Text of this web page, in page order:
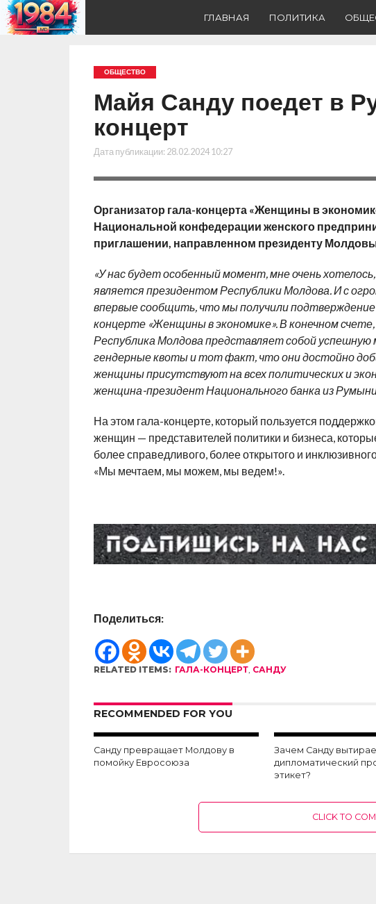
ГЛАВНАЯ ПОЛИТИКА
ОБЩЕСТВО
Майя Санду поедет в
концерт
Дата публикации: 28.02.2024 10:27
Организатор гала-концерта «Женщины в
Национальной конфедерации женского
приглашении, направленном президенту
«У нас будет особенный момент, мне очень
является президентом Республики Молдова. И с
впервые сообщить, что мы получили
концерте «Женщины в экономике». В конечном
Республика Молдова представляет собой успешную
гендерные квоты и тот факт, что они достойно
женщины присутствуют на всех политических и
женщина-президент Национального банка из
На этом гала-концерте, который пользуется
женщин — представителей политики и бизнеса,
более справедливого, более открытого и
«Мы мечтаем, мы можем, мы ведем!».
Поделиться:
RELATED ITEMS: ГАЛА-КОНЦЕРТ, САНДУ
RECOMMENDED FOR YOU
Санду превращает Молдову в
помойку Евросоюза
Зачем Санду
дипломатический
этикет?
CLICK TO